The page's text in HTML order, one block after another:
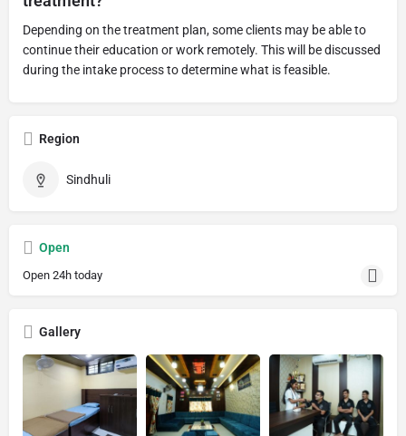
Depending on the treatment plan, some clients may be able to
continue their education or work remotely. This will be discussed
during the intake process to determine what is feasible.
Region
Sindhuli
Open
Open 24h today
Gallery